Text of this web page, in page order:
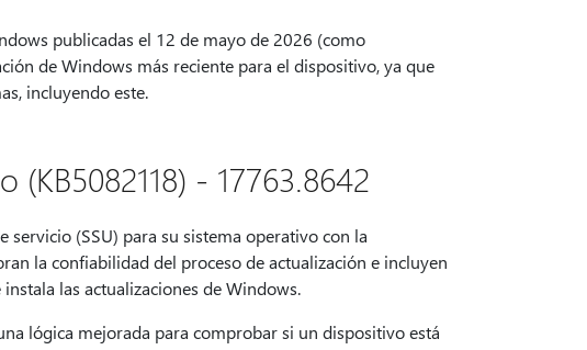
publicadas el 12 de mayo de 2026 (como
de Windows más reciente para el dispositivo, ya que
incluyendo este.
- 17763.8642
(SSU) para su sistema operativo con la
la confiabilidad del proceso de actualización e incluyen
las actualizaciones de Windows.
lógica mejorada para comprobar si un dispositivo está